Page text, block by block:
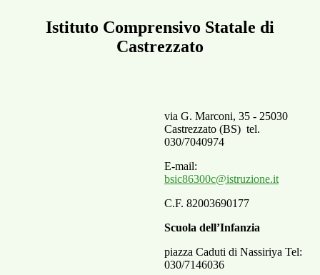
Istituto Comprensivo Statale di
Castrezzato
via G. Marconi, 35 - 25030
Castrezzato (BS) tel.
030/7040974
E-mail:
bsic86300c@istruzione.it
C.F. 82003690177
Scuola dell’Infanzia
piazza Caduti di Nassiriya Tel:
030/7146036